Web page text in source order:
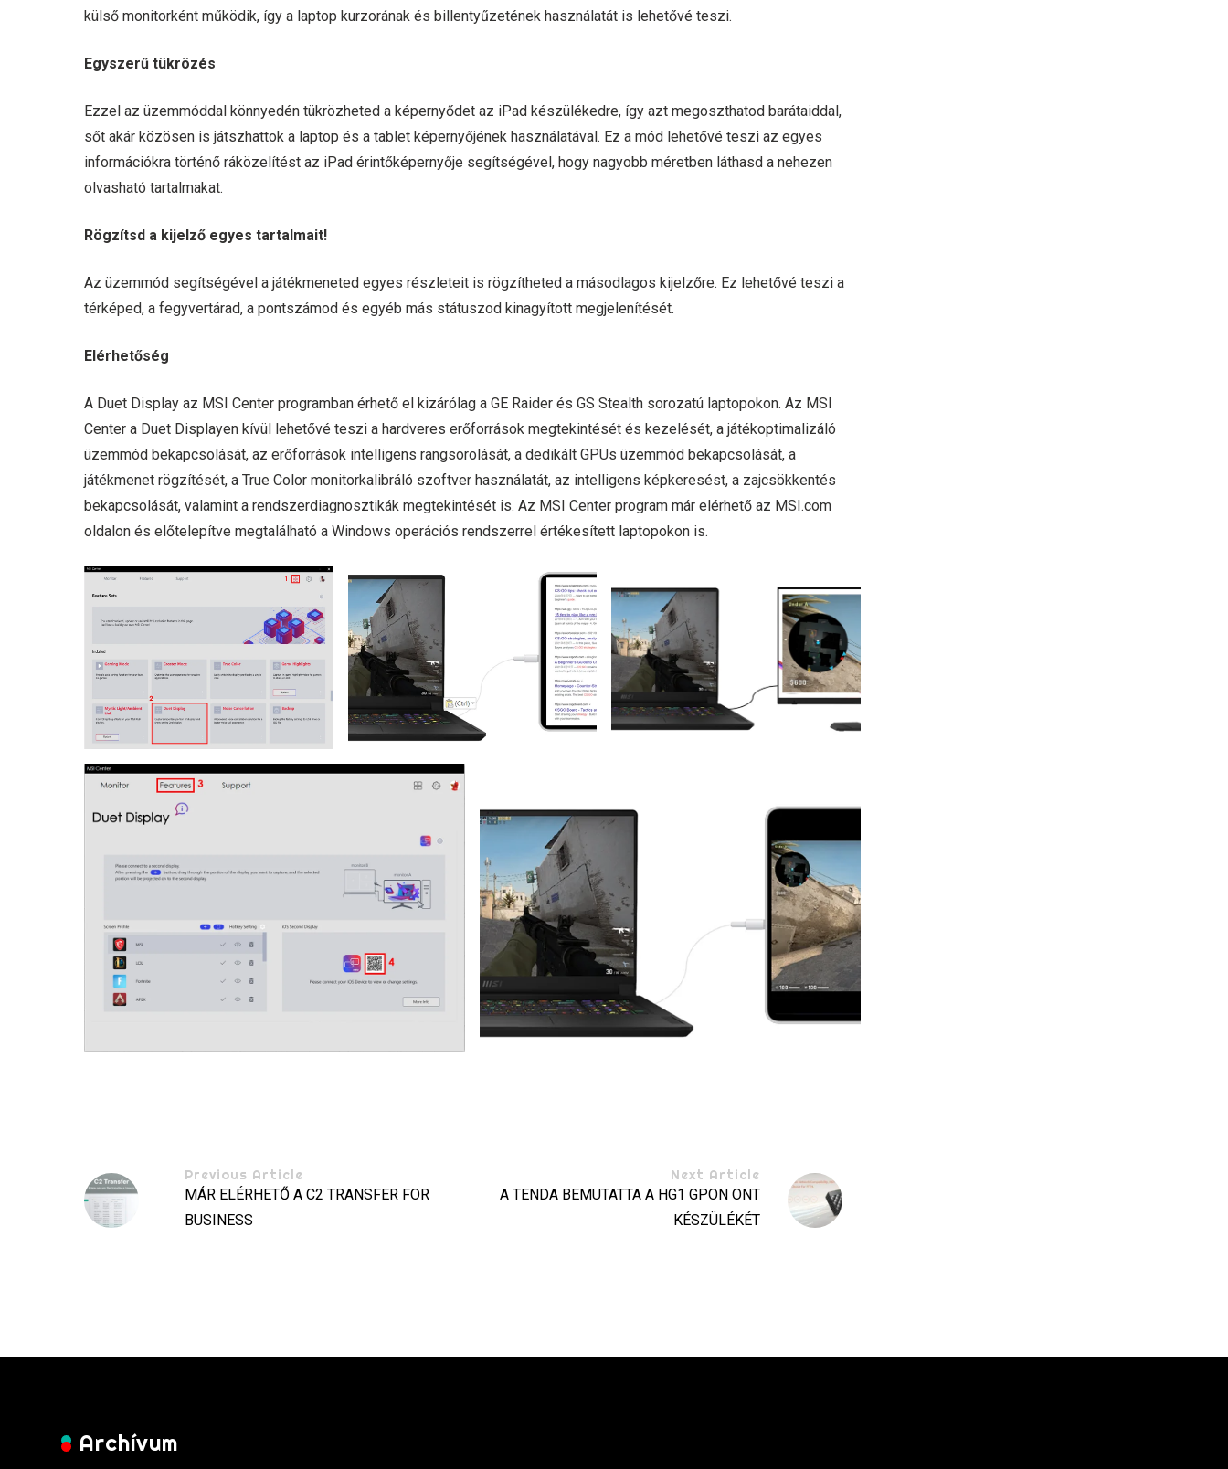
külső monitorként működik, így a laptop kurzorának és billentyűzetének használatát is lehetővé teszi.
Egyszerű tükrözés
Ezzel az üzemmóddal könnyedén tükrözheted a képernyődet az iPad készülékedre, így azt megoszthatod barátaiddal,
sőt akár közösen is játszhattok a laptop és a tablet képernyőjének használatával. Ez a mód lehetővé teszi az egyes
információkra történő ráközelítést az iPad érintőképernyője segítségével, hogy nagyobb méretben láthasd a nehezen
olvasható tartalmakat.
Rögzítsd a kijelző egyes tartalmait!
Az üzemmód segítségével a játékmeneted egyes részleteit is rögzítheted a másodlagos kijelzőre. Ez lehetővé teszi a
térképed, a fegyvertárad, a pontszámod és egyéb más státuszod kinagyított megjelenítését.
Elérhetőség
A Duet Display az MSI Center programban érhető el kizárólag a GE Raider és GS Stealth sorozatú laptopokon. Az MSI
Center a Duet Displayen kívül lehetővé teszi a hardveres erőforrások megtekintését és kezelését, a játékoptimalizáló
üzemmód bekapcsolását, az erőforrások intelligens rangsorolását, a dedikált GPUs üzemmód bekapcsolását, a
játékmenet rögzítését, a True Color monitorkalibráló szoftver használatát, az intelligens képkeresést, a zajcsökkentés
bekapcsolását, valamint a rendszerdiagnosztikák megtekintését is. Az MSI Center program már elérhető az MSI.com
oldalon és előtelepítve megtalálható a Windows operációs rendszerrel értékesített laptopokon is.
Previous Article
MÁR ELÉRHETŐ A C2 TRANSFER FOR
BUSINESS
Next Article
A TENDA BEMUTATTA A HG1 GPON ONT
KÉSZÜLÉKÉT
Archívum